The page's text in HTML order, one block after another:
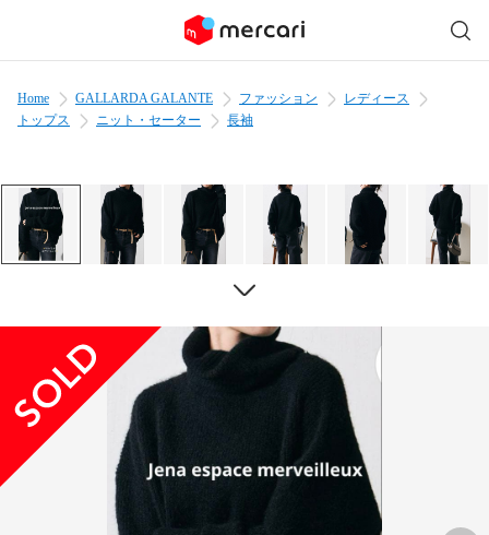
Home GALLARDA GALANTE ファッション
レディース
トップス
ニット・セーター 長袖